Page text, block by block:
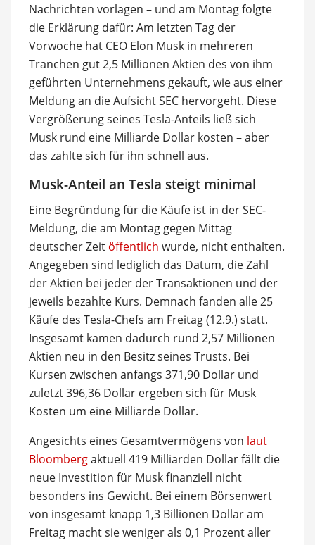
Nachrichten vorlagen – und am Montag folgte
die Erklärung dafür: Am letzten Tag der
Vorwoche hat CEO Elon Musk in mehreren
Tranchen gut 2,5 Millionen Aktien des von ihm
geführten Unternehmens gekauft, wie aus einer
Meldung an die Aufsicht SEC hervorgeht. Diese
Vergrößerung seines Tesla-Anteils ließ sich
Musk rund eine Milliarde Dollar kosten – aber
das zahlte sich für ihn schnell aus.
Musk-Anteil an Tesla steigt minimal
Eine Begründung für die Käufe ist in der SEC-
Meldung, die am Montag gegen Mittag
deutscher Zeit öffentlich wurde, nicht enthalten.
Angegeben sind lediglich das Datum, die Zahl
der Aktien bei jeder der Transaktionen und der
jeweils bezahlte Kurs. Demnach fanden alle 25
Käufe des Tesla-Chefs am Freitag (12.9.) statt.
Insgesamt kamen dadurch rund 2,57 Millionen
Aktien neu in den Besitz seines Trusts. Bei
Kursen zwischen anfangs 371,90 Dollar und
zuletzt 396,36 Dollar ergeben sich für Musk
Kosten um eine Milliarde Dollar.
Angesichts eines Gesamtvermögens von laut
Bloombergaktuell 419 Milliarden Dollar fällt die
neue Investition für Musk finanziell nicht
besonders ins Gewicht. Bei einem Börsenwert
von insgesamt knapp 1,3 Billionen Dollar am
Freitag macht sie weniger als 0,1 Prozent aller